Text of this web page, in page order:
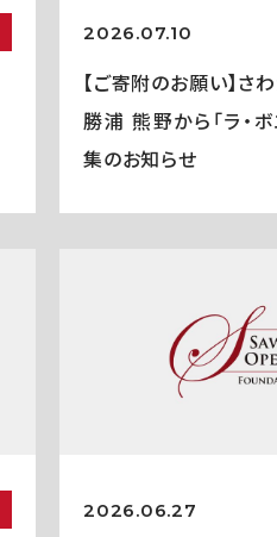
2026.07.10
【ご寄附のお願い】さ
勝浦 熊野から「ラ・
集のお知らせ
2026.06.27